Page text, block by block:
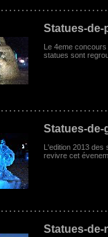
Statues-de-
Le 4eme
statues sont
Statues-de-
L'edition 2013 des
revivre cet
Statues-de-